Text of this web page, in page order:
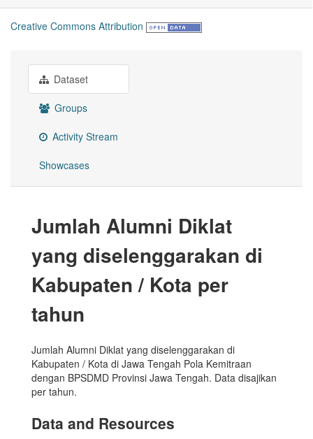
Creative Commons Attribution
Dataset
Groups
Activity Stream
Showcases
Jumlah Alumni Diklat
yang diselenggarakan di
Kabupaten / Kota per
tahun
Jumlah Alumni Diklat yang diselenggarakan di
Kabupaten / Kota di Jawa Tengah Pola Kemitraan
dengan BPSDMD Provinsi Jawa Tengah. Data disajikan
per tahun.
Data and Resources